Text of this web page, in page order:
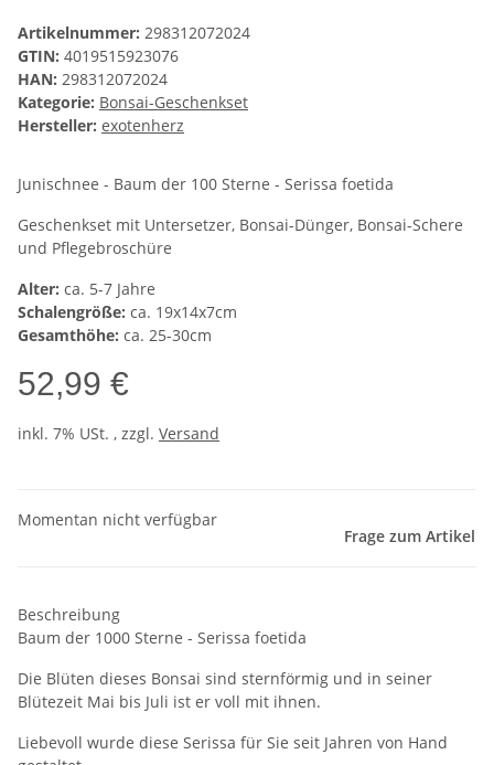
Artikelnummer: 298312072024
GTIN: 4019515923076
HAN: 298312072024
Kategorie: Bonsai-Geschenkset
Hersteller: exotenherz
Junischnee - Baum der 100 Sterne - Serissa foetida
Geschenkset mit Untersetzer, Bonsai-Dünger, Bonsai-Schere
und Pflegebroschüre
Alter: ca. 5-7 Jahre
Schalengröße: ca. 19x14x7cm
Gesamthöhe: ca. 25-30cm
52,99 €
inkl. 7% USt. , zzgl. Versand
Momentan nicht verfügbar
Frage zum Artikel
Beschreibung
Baum der 1000 Sterne - Serissa foetida
Die Blüten dieses Bonsai sind sternförmig und in seiner
Blütezeit Mai bis Juli ist er voll mit ihnen.
Liebevoll wurde diese Serissa für Sie seit Jahren von Hand